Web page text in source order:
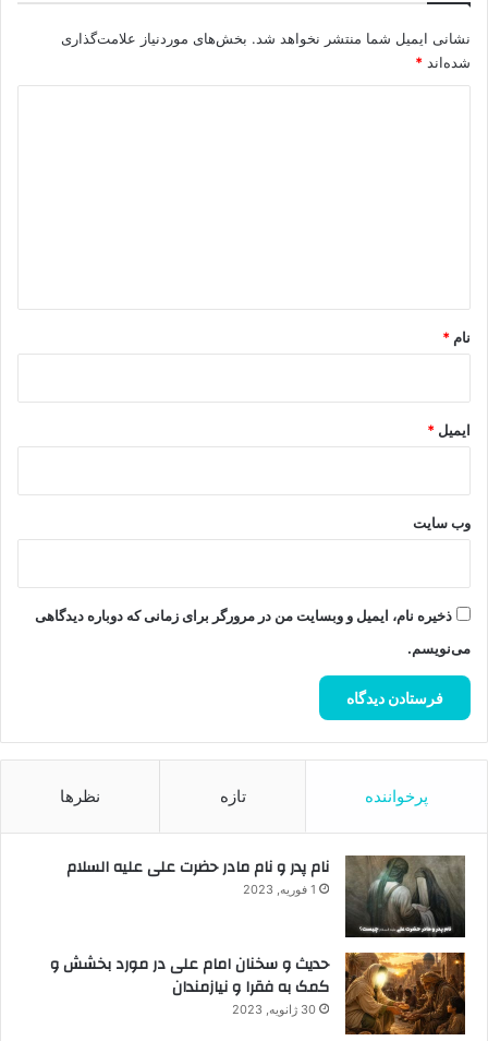
نشانی ایمیل شما منتشر نخواهد شد. بخش‌های موردنیاز علامت‌گذاری
شده‌اند *
نام *
ایمیل *
وب‌ سایت
ذخیره نام، ایمیل و وبسایت من در مرورگر برای زمانی که دوباره دیدگاهی
می‌نویسم.
پرخواننده تازه نظرها
نام پدر و نام مادر حضرت علی علیه السلام
1 فوریه, 2023
حدیث و سخنان امام علی در مورد بخشش و
کمک به فقرا و نیازمندان
30 ژانویه, 2023